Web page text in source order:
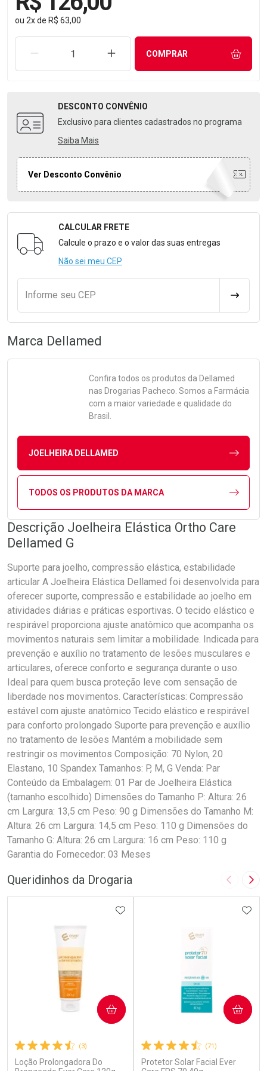
ou 2xde R$ 63,00
REMOVER UMA UNIDADEAUMENTAR UMA UNIDADE
COMPRAR
DESCONTO CONVÊNIO
Exclusivo para clientes cadastrados no programa
Saiba Mais
Ver Desconto Convênio
Formulário para Calcular o Frete
CALCULAR FRETE
Calcule o prazo e o valor das suas entregas
Não sei meu CEP
Informe seu CEP
Marca Dellamed
Confira todos os produtos da Dellamed
nas Drogarias Pacheco. Somos a Farmácia
com a maior variedade e qualidade do
Brasil.
JOELHEIRA DELLAMED
TODOS OS PRODUTOS DA MARCA
Descrição Joelheira Elástica Ortho Care
Dellamed G
Suporte para joelho, compressão elástica, estabilidade
articular A Joelheira Elástica Dellamed foi desenvolvida para
oferecer suporte, compressão e estabilidade ao joelho em
atividades diárias e práticas esportivas. O tecido elástico e
respirável proporciona ajuste anatômico que acompanha os
movimentos naturais sem limitar a mobilidade. Indicada para
prevenção e auxílio no tratamento de lesões musculares e
articulares, oferece conforto e segurança durante o uso.
Ideal para quem busca proteção leve com sensação de
liberdade nos movimentos. Características: Compressão
estável com ajuste anatômico Tecido elástico e respirável
para conforto prolongado Suporte para prevenção e auxílio
no tratamento de lesões Mantém a mobilidade sem
restringir os movimentos Composição: 70 Nylon, 20
Elastano, 10 Spandex Tamanhos: P, M, G Venda: Par
Conteúdo da Embalagem: 01 Par de Joelheira Elástica
(tamanho escolhido) Dimensões do Tamanho P: Altura: 26
cm Largura: 13,5 cm Peso: 90 g Dimensões do Tamanho M:
Altura: 26 cm Largura: 14,5 cm Peso: 110 g Dimensões do
Tamanho G: Altura: 26 cm Largura: 16 cm Peso: 110 g
Garantia do Fornecedor: 03 Meses
Queridinhos da Drogaria Imagem
(3)
Loção Prolongadora Do
ADICIONAR AOS FAVORITOS
COMPRAR
(71)
Protetor Solar Facial Ever
COMPRAR